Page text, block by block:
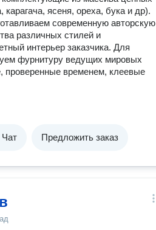
ясеня, ореха, бука и др).
современную авторскую
различных стилей и
интерьер заказчика. Для
фурнитуру ведущих мировых
проверенные временем, клеевые
Чат Предложить заказ